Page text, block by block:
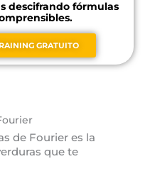
descifrando fórmulas
GRATUITO
de Fourier es la
que te